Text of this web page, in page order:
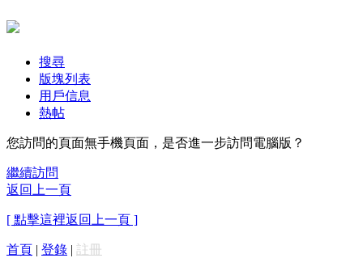
搜尋
版塊列表
用戶信息
熱帖
您訪問的頁面無手機頁面，是否進一步訪問電腦版？
繼續訪問
返回上一頁
[ 點擊這裡返回上一頁 ]
首頁 | 登錄 | 註冊